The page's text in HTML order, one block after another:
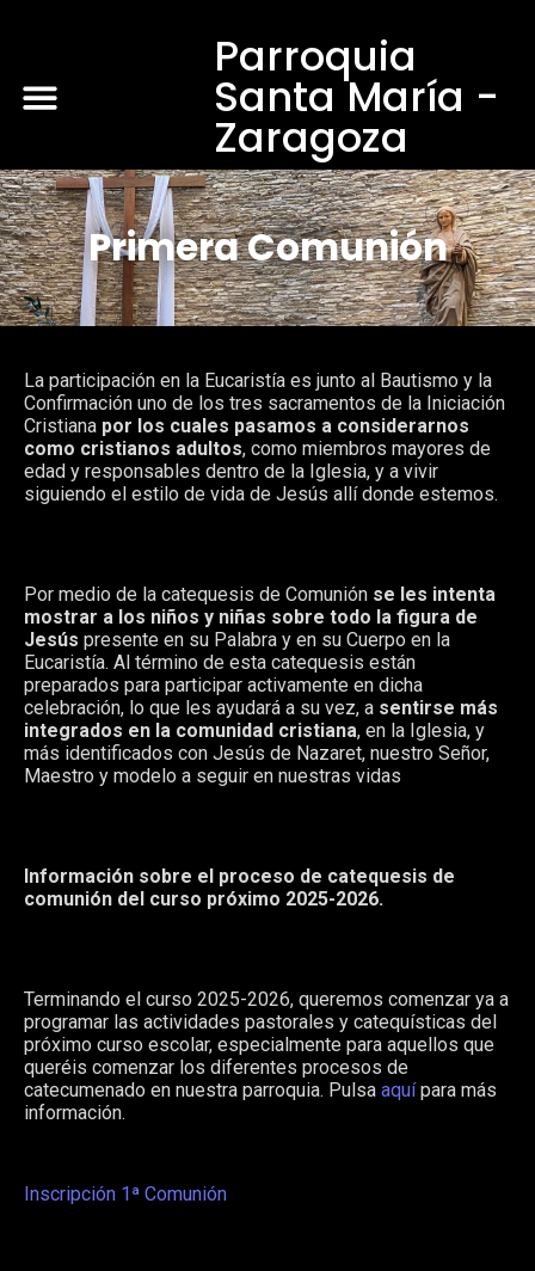
Parroquia
Santa María -
Zaragoza
Primera Comunión
La participación en la Eucaristía es junto al Bautismo y la
Confirmación uno de los tres sacramentos de la Iniciación
Cristiana por los cuales pasamos a considerarnos
como cristianos adultos, como miembros mayores de
edad y responsables dentro de la Iglesia, y a vivir
siguiendo el estilo de vida de Jesús allí donde estemos.
Por medio de la catequesis de Comunión se les intenta
mostrar a los niños y niñas sobre todo la figura de
Jesús presente en su Palabra y en su Cuerpo en la
Eucaristía. Al término de esta catequesis están
preparados para participar activamente en dicha
celebración, lo que les ayudará a su vez, a sentirse más
integrados en la comunidad cristiana, en la Iglesia, y
más identificados con Jesús de Nazaret, nuestro Señor,
Maestro y modelo a seguir en nuestras vidas
Información sobre el proceso de catequesis de
comunión del curso próximo 2025-2026.
Terminando el curso 2025-2026, queremos comenzar ya a
programar las actividades pastorales y catequísticas del
próximo curso escolar, especialmente para aquellos que
queréis comenzar los diferentes procesos de
catecumenado en nuestra parroquia. Pulsa aquípara más
información.
Inscripción 1ª Comunión